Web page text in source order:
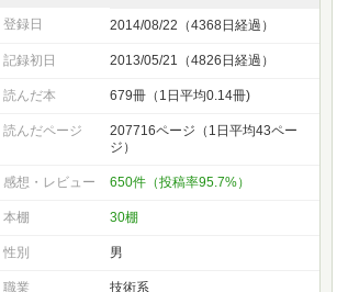
登録日 2014/08/22（4368日経過）
記録初日 2013/05/21（4826日経過）
読んだ本 679冊（1日平均0.14冊)
読んだページ
207716ページ（1日平均43ペー
ジ）
感想・レビュー 650件（投稿率95.7%）
本棚 30棚
性別 男
職業 技術系